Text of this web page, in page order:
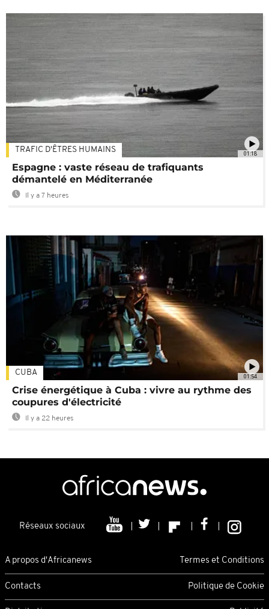
01:18
TRAFIC D'ÊTRES HUMAINS
Espagne : vaste réseau de trafiquants
démantelé en Méditerranée
Il y a 7 heures
01:54
CUBA
Crise énergétique à Cuba : vivre au rythme des
coupures d'électricité
Il y a 22 heures
Réseaux sociaux
A propos d'Africanews Termes et Conditions
Contacts Politique de Cookie